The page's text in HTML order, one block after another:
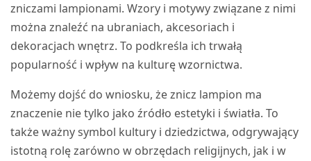
zniczami lampionami. Wzory i motywy związane z nimi
można znaleźć na ubraniach, akcesoriach i
dekoracjach wnętrz. To podkreśla ich trwałą
popularność i wpływ na kulturę wzornictwa.
Możemy dojść do wniosku, że znicz lampion ma
znaczenie nie tylko jako źródło estetyki i światła. To
także ważny symbol kultury i dziedzictwa, odgrywający
istotną rolę zarówno w obrzędach religijnych, jak i w